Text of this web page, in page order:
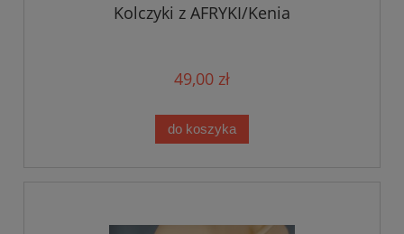
Kolczyki z AFRYKI/Kenia
49,00 zł
do koszyka